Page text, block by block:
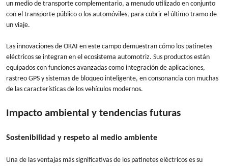
un medio de transporte complementario, a menudo utilizado en conjunto
con el transporte público o los automóviles, para cubrir el último tramo de
un viaje.
Las innovaciones de OKAI en este campo demuestran cómo los patinetes
eléctricos se integran en el ecosistema automotriz. Sus productos están
equipados con funciones avanzadas como integración de aplicaciones,
rastreo GPS y sistemas de bloqueo inteligente, en consonancia con muchas
de las características de los vehículos modernos.
Impacto ambiental y tendencias futuras
Sostenibilidad y respeto al medio ambiente
Una de las ventajas más significativas de los patinetes eléctricos es su